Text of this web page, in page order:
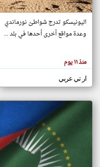
هنا عن
وجهة
كاتبيها.
اليونيسكو تدرج شواطئ نورماندي
وعدة مواقع أخرى أحدها في بلد ...
منذ ١١ يوم
ار تي عربي